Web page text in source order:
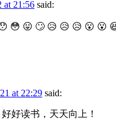
at 21:56 said:
😳 😛 🙄 😥 😥 😥 😮 😮
at 22:29 said:
好读书，天天向上！